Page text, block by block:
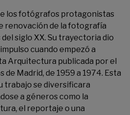
los fotógrafos protagonistas
renovación de la fotografía
siglo XX. Su trayectoria dio
cuando empezó a
Arquitectura publicada por el
Madrid, de 1959 a 1974. Esta
trabajo se diversificara
a géneros como la
el reportaje o una